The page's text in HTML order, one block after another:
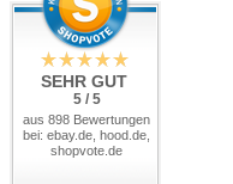
SEHR GUT
5 / 5
aus 898 Bewertungen
bei: ebay.de, hood.de,
shopvote.de